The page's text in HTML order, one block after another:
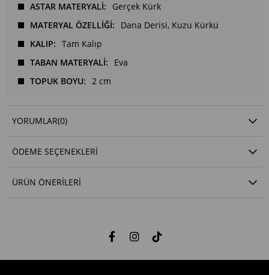
ASTAR MATERYALİ
Gerçek Kürk
MATERYAL ÖZELLİĞİ
Dana Derisi Kuzu Kürkü
KALIP
Tam Kalıp
TABAN MATERYALİ
Eva
TOPUK BOYU
2 cm
YORUMLAR(0)
ÖDEME SEÇENEKLERI
ÜRÜN ÖNERILERI